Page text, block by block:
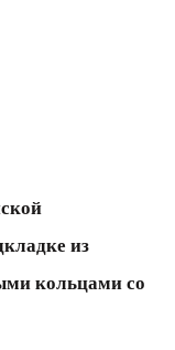
из
кольцами со